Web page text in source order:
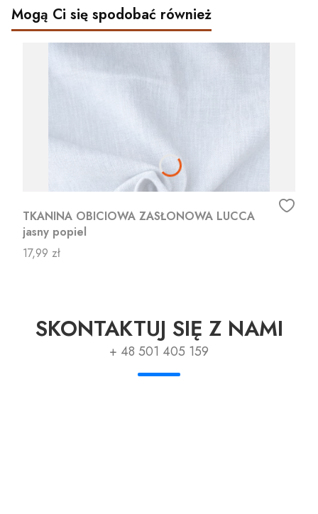
Mogą Ci się spodobać również
TKANINA OBICIOWA ZASŁONOWA LUCCA
jasny popiel
Cena
17,99 zł
SKONTAKTUJ SIĘ Z NAMI
+ 48 501 405 159